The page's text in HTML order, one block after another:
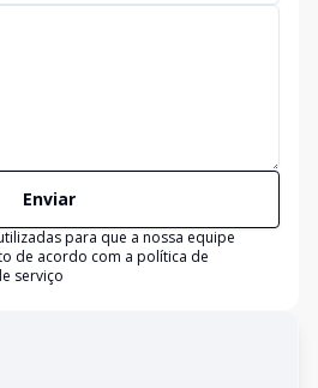
Enviar
para que a nossa equipe
de acordo com a política de
serviço